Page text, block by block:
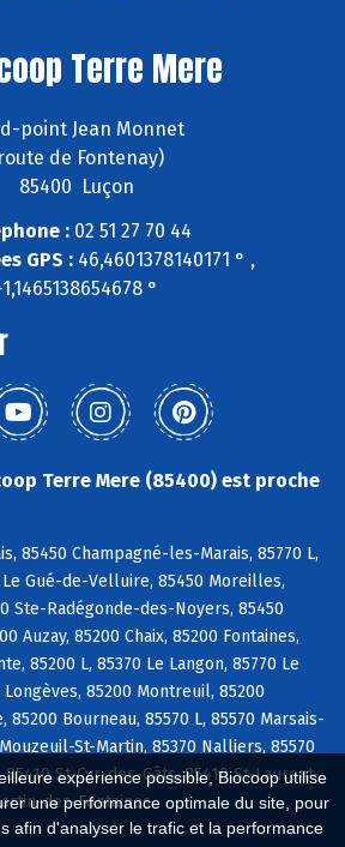
expérience possible, Biocoop utilise
une performance optimale du site, pour
afin d'analyser le trafic et la performance
Terre Mere
point Jean Monnet
de Fontenay)
85400 Luçon
:02 51 27 70 44
GPS : 46,4601378140171 ° ,
°
Terre Mere (85400) est proche
85450 Champagné-les-Marais, 85770 L,
Le Gué-de-Velluire, 85450 Moreilles,
Ste-Radégonde-des-Noyers, 85450
Auzay, 85200 Chaix, 85200 Fontaines,
85200 L, 85370 Le Langon, 85770 Le
85200 Montreuil, 85200
85200 Bourneau, 85570 L, 85570 Marsais-
St-Martin, 85370 Nalliers, 85570
St-Cyr-des-Gâts, 85410 St-Laurent-
des-Fontaines